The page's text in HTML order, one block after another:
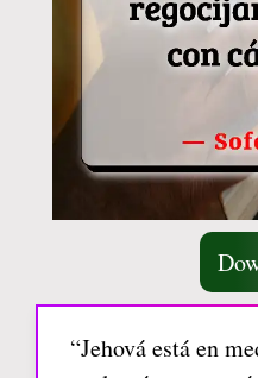
“Jehová está en